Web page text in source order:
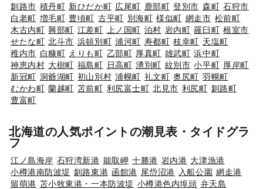
釧路市 積丹町 新ひだか町 広尾町 鹿部町 登別市 森町 石狩市
白老町 増毛町 豊頃町 古平町 別海町 様似町 網走市 松前町
木古内町 興部町 江差町 上ノ国町 泊村 岩内町 羅臼町 根室市
せたな町 北斗市 浜頓別町 浦河町 寿都町 枝幸町 天塩町
稚内市 白糠町 えりも町 乙部町 厚真町 雄武町 浜中町
神恵内村 大樹町 福島町 日高町 湧別町 紋別市 小平町 厚岸町
新冠町 洞爺湖町 初山別村 浦幌町 礼文町 奥尻町 羽幌町
むかわ町 蘭越町 苫前町 利尻富士町 北見市 利尻町 釧路町
豊富町
北海道の人気ポイントの潮見表・タイドグラ
フ
江ノ島海岸 石狩湾新港 能取岬 十勝港 岩内港 大津漁港
小樽港南防波堤 釧路東港 函館港 尾岱沼港 入船公園 網走港
留萌港 苫小牧東港・一本防波堤 小樽港色内埠頭 弁天島